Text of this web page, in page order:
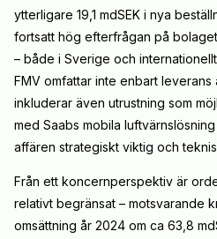
ytterligare 19,1 mdSEK i nya
fortsatt hög efterfrågan på
– både i Sverige och
FMV omfattar inte enbart leverans
inkluderar även utrustning som
med Saabs mobila
affären strategiskt viktig och
Från ett koncernperspektiv är
relativt begränsat – motsvarande
omsättning år 2024 om ca 63,8